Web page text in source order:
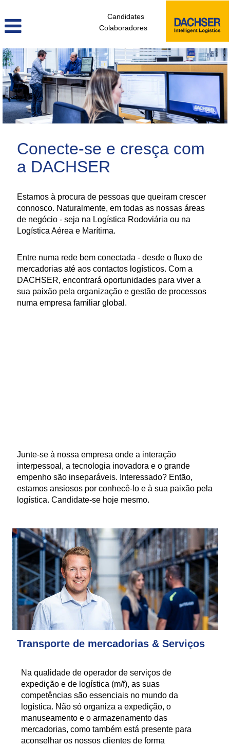
Candidates
Colaboradores
administrativos_e_tecnicos_de_logistica_pt
Conecte-se e cresça com
a DACHSER
Estamos à procura de pessoas que queiram crescer
connosco. Naturalmente, em todas as nossas áreas
de negócio - seja na Logística Rodoviária ou na
Logística Aérea e Marítima.
Entre numa rede bem conectada - desde o fluxo de
mercadorias até aos contactos logísticos. Com a
DACHSER, encontrará oportunidades para viver a
sua paixão pela organização e gestão de processos
numa empresa familiar global.
Junte-se à nossa empresa onde a interação
interpessoal, a tecnologia inovadora e o grande
empenho são inseparáveis. Interessado? Então,
estamos ansiosos por conhecê-lo e à sua paixão pela
logística. Candidate-se hoje mesmo.
Transporte de mercadorias & Serviços
Na qualidade de operador de serviços de
expedição e de logística (m/f), as suas
competências são essenciais no mundo da
logística. Não só organiza a expedição, o
manuseamento e o armazenamento das
mercadorias, como também está presente para
aconselhar os nossos clientes de forma